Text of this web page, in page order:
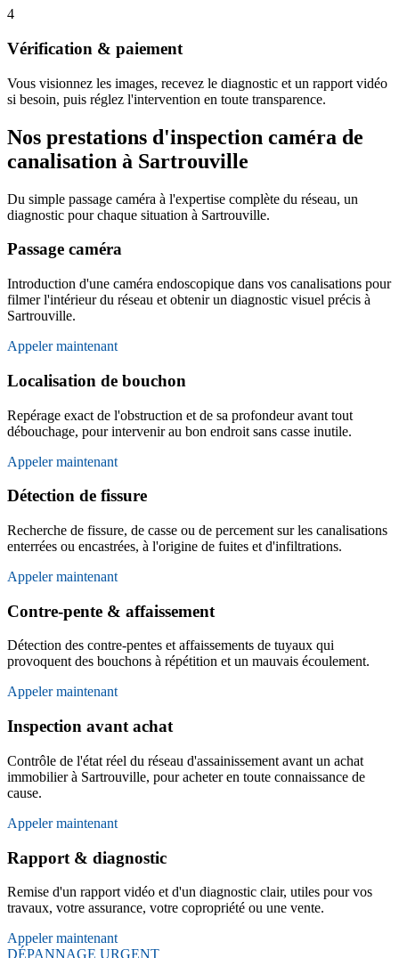
4
Vérification & paiement
Vous visionnez les images, recevez le diagnostic et un rapport vidéo
si besoin, puis réglez l'intervention en toute transparence.
Nos prestations d'inspection caméra de
canalisation à Sartrouville
Du simple passage caméra à l'expertise complète du réseau, un
diagnostic pour chaque situation à Sartrouville.
Passage caméra
Introduction d'une caméra endoscopique dans vos canalisations pour
filmer l'intérieur du réseau et obtenir un diagnostic visuel précis à
Sartrouville.
Appeler maintenant
Localisation de bouchon
Repérage exact de l'obstruction et de sa profondeur avant tout
débouchage, pour intervenir au bon endroit sans casse inutile.
Appeler maintenant
Détection de fissure
Recherche de fissure, de casse ou de percement sur les canalisations
enterrées ou encastrées, à l'origine de fuites et d'infiltrations.
Appeler maintenant
Contre-pente & affaissement
Détection des contre-pentes et affaissements de tuyaux qui
provoquent des bouchons à répétition et un mauvais écoulement.
Appeler maintenant
Inspection avant achat
Contrôle de l'état réel du réseau d'assainissement avant un achat
immobilier à Sartrouville, pour acheter en toute connaissance de
cause.
Appeler maintenant
Rapport & diagnostic
Remise d'un rapport vidéo et d'un diagnostic clair, utiles pour vos
travaux, votre assurance, votre copropriété ou une vente.
Appeler maintenant
DÉPANNAGE URGENT